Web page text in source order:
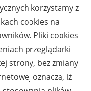
korzystamy z
cookies na
Pliki cookies
przeglądarki
strony, bez zmiany
oznacza, iż